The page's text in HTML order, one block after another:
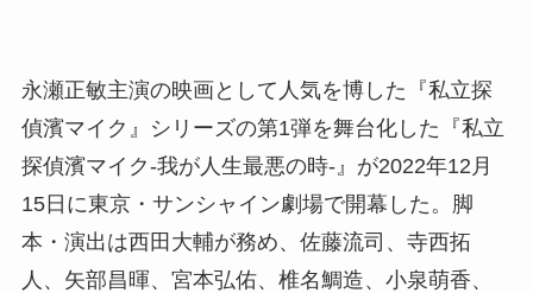
永瀬正敏主演の映画として人気を博した『私立探
偵濱マイク』シリーズの第1弾を舞台化した『私立
探偵濱マイク-我が人生最悪の時-』が2022年12月
15日に東京・サンシャイン劇場で開幕した。脚
本・演出は西田大輔が務め、佐藤流司、寺西拓
人、矢部昌暉、宮本弘佑、椎名鯛造、小泉萌香、